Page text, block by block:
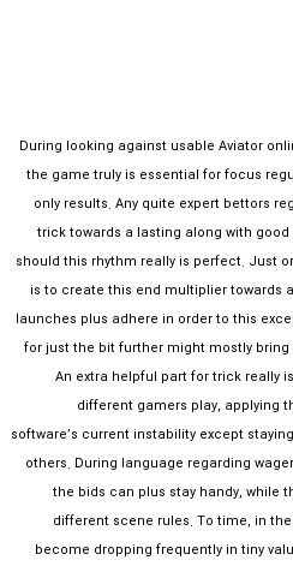
During looking against usable Aviator
the game truly is essential for focus
only results. Any quite expert bettors
trick towards a lasting along with
should this rhythm really is perfect. Just
is to create this end multiplier towards
launches plus adhere in order to this
for just the bit further might mostly
An extra helpful part for trick really
different gamers play, applying
software’s current instability except
others. During language regarding
the bids can plus stay handy, while
different scene rules. To time, in
become dropping frequently in tiny